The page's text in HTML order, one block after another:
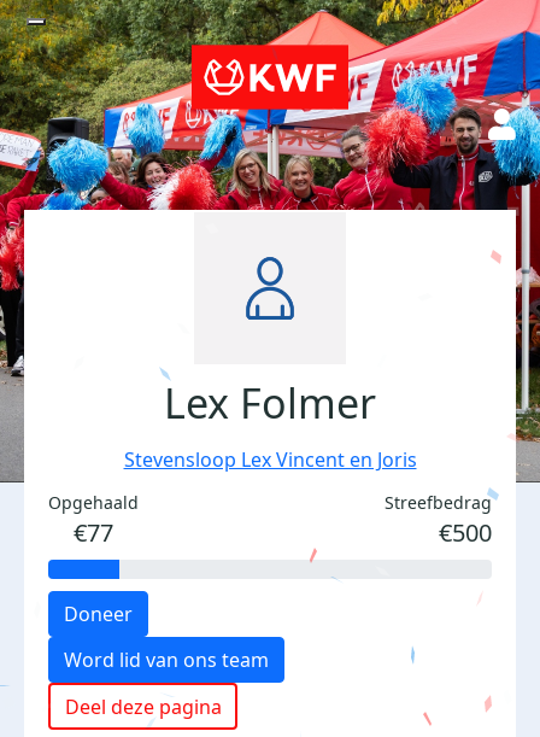
Lex Folmer
Stevensloop Lex Vincent en Joris
Opgehaald
€77
Streefbedrag
€500
Doneer
Word lid van ons team
Deel deze pagina